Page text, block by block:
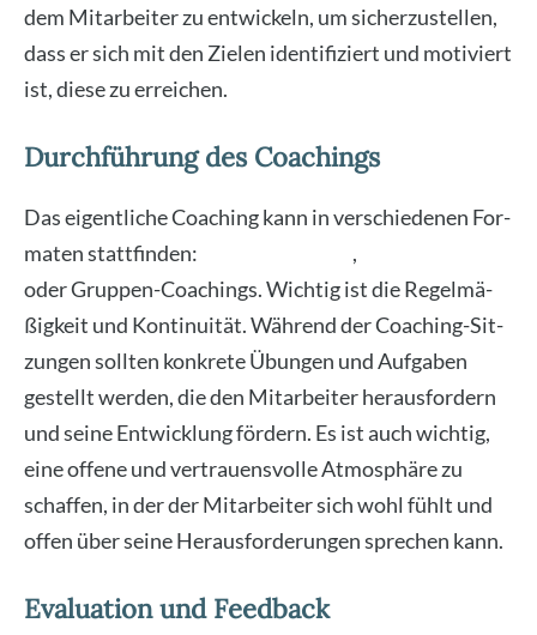
dem Mit­ar­bei­ter zu ent­wi­ckeln, um sicher­zu­stel­len,
dass er sich mit den Zie­len iden­ti­fi­ziert und moti­viert
ist, die­se zu errei­chen.
Durchführung des Coachings
Das eigent­li­che Coa­ching kann in ver­schie­de­nen For­
ma­ten statt­fin­den:
,
oder Grup­pen-Coa­chings. Wich­tig ist die Regel­mä­
ßig­keit und Kon­ti­nui­tät. Wäh­rend der Coa­ching-Sit­
zun­gen soll­ten kon­kre­te Übun­gen und Auf­ga­ben
gestellt wer­den, die den Mit­ar­bei­ter her­aus­for­dern
und sei­ne Ent­wick­lung för­dern. Es ist auch wich­tig,
eine offe­ne und ver­trau­ens­vol­le Atmo­sphä­re zu
schaf­fen, in der der Mit­ar­bei­ter sich wohl fühlt und
offen über sei­ne Her­aus­for­de­run­gen spre­chen kann.
Evaluation und Feedback